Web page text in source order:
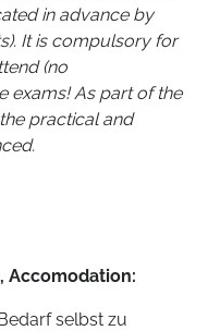
in advance by
It is compulsory for
(no
exams! As part of the
practical and
Accomodation:
selbst zu